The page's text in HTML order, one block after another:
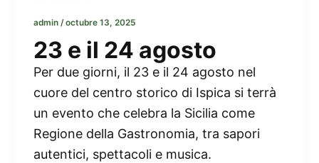
admin /octubre 13, 2025
23 e il 24 agosto
Per due giorni, il 23 e il 24 agosto nel
cuore del centro storico di Ispica si terrà
un evento che celebra la Sicilia come
Regione della Gastronomia, tra sapori
autentici, spettacoli e musica.